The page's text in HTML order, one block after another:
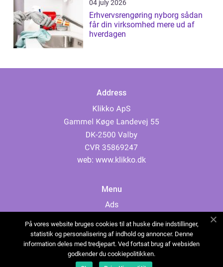
04 july 2026
Erhvervsrengøring nyborg sådan
får din virksomhed mere ud af
hverdagen
Address
web: www.klikko.dk
Menu
Ads
Cookies
Contact
Sitemap
På vores website bruges cookies til at huske dine indstillinger,
statistik og personalisering af indhold og annoncer. Denne
information deles med tredjepart. Ved fortsat brug af websiden
godkender du cookiepolitikken.